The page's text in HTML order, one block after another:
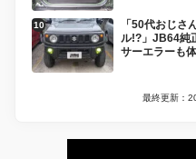
「50代おじさ
ル!?」JB64純
サーエラーも体
最終更新：